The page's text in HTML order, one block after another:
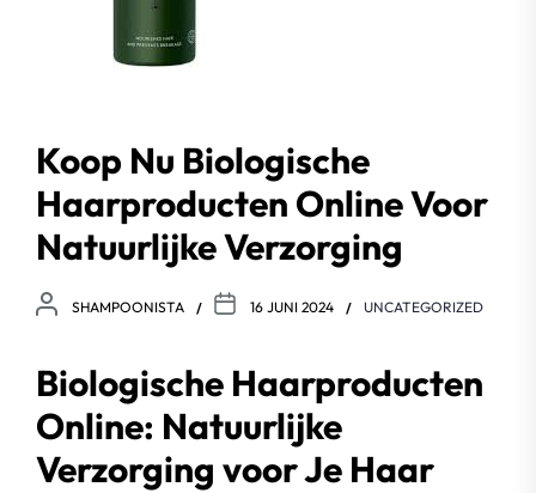
Koop Nu Biologische
Haarproducten Online Voor
Natuurlijke Verzorging
SHAMPOONISTA 16 JUNI 2024 UNCATEGORIZED
Biologische Haarproducten
Online: Natuurlijke
Verzorging voor Je Haar